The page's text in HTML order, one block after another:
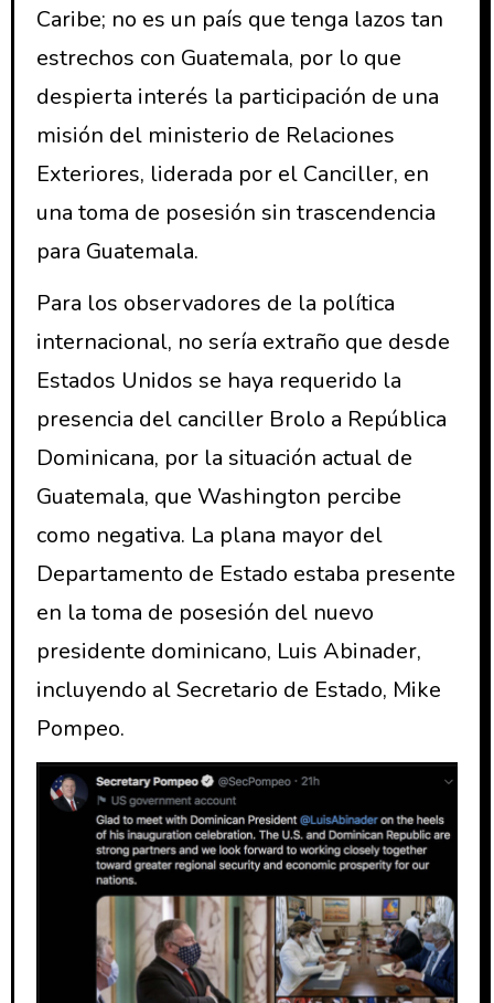
Caribe; no es un país que tenga lazos tan
estrechos con Guatemala, por lo que
despierta interés la participación de una
misión del ministerio de Relaciones
Exteriores, liderada por el Canciller, en
una toma de posesión sin trascendencia
para Guatemala.
Para los observadores de la política
internacional, no sería extraño que desde
Estados Unidos se haya requerido la
presencia del canciller Brolo a República
Dominicana, por la situación actual de
Guatemala, que Washington percibe
como negativa. La plana mayor del
Departamento de Estado estaba presente
en la toma de posesión del nuevo
presidente dominicano, Luis Abinader,
incluyendo al Secretario de Estado, Mike
Pompeo.